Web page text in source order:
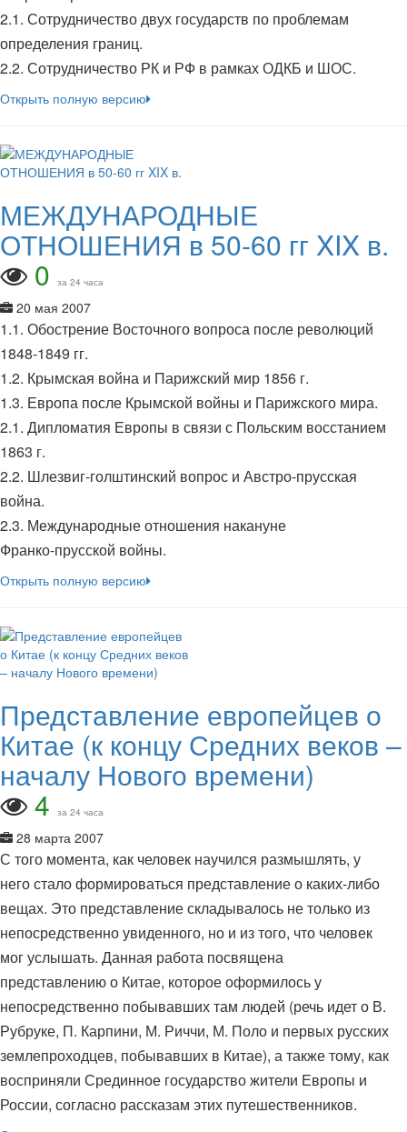
2.1. Сотрудничество двух государств по проблемам
определения границ.
2.2. Сотрудничество РК и РФ в рамках ОДКБ и ШОС.
Открыть полную версию
МЕЖДУНАРОДНЫЕ
ОТНОШЕНИЯ в 50-60 гг XIX в.
0 за 24 часа
20 мая 2007
1.1. Обострение Восточного вопроса после революций
1848-1849 гг.
1.2. Крымская война и Парижский мир 1856 г.
1.3. Европа после Крымской войны и Парижского мира.
2.1. Дипломатия Европы в связи с Польским восстанием
1863 г.
2.2. Шлезвиг-голштинский вопрос и Австро-прусская
война.
2.3. Международные отношения накануне
Франко-прусской войны.
Открыть полную версию
Представление европейцев о
Китае (к концу Средних веков –
началу Нового времени)
4 за 24 часа
28 марта 2007
С того момента, как человек научился размышлять, у
него стало формироваться представление о каких-либо
вещах. Это представление складывалось не только из
непосредственно увиденного, но и из того, что человек
мог услышать. Данная работа посвящена
представлению о Китае, которое оформилось у
непосредственно побывавших там людей (речь идет о В.
Рубруке, П. Карпини, М. Риччи, М. Поло и первых русских
землепроходцев, побывавших в Китае), а также тому, как
восприняли Срединное государство жители Европы и
России, согласно рассказам этих путешественников.